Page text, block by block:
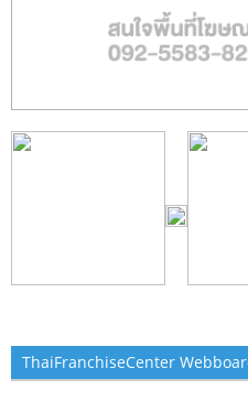
ThaiFranchiseCenter